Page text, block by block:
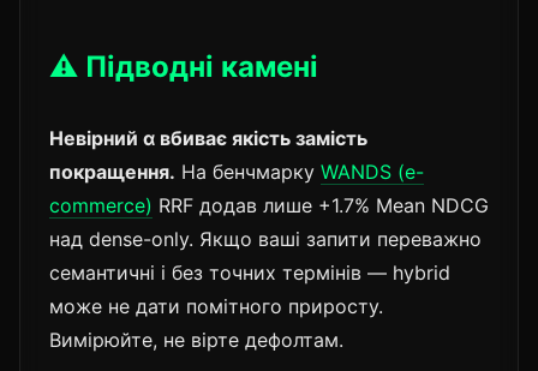
⚠️ Підводні камені
Невірний α вбиває якість замість
покращення. На бенчмарку WANDS (e-
commerce) RRF додав лише +1.7% Mean NDCG
над dense-only. Якщо ваші запити переважно
семантичні і без точних термінів — hybrid
може не дати помітного приросту.
Вимірюйте, не вірте дефолтам.